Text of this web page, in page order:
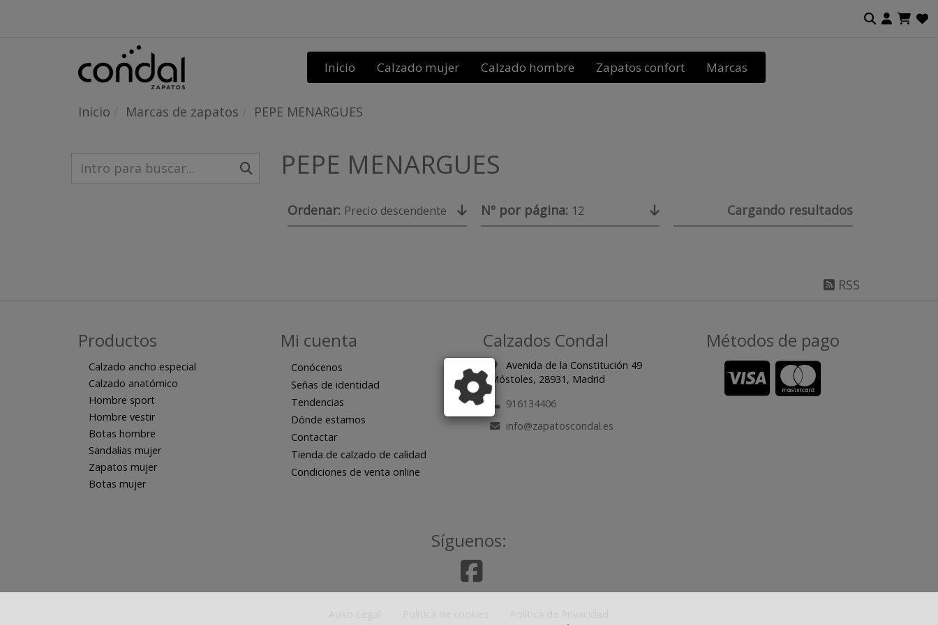
Inicio Calzado mujer Calzado hombre Zapatos confort Marcas
Inicio Marcas de zapatos PEPE MENARGUES
PEPE MENARGUES
Ordenar: Precio descendente Nº por página: 12 Cargando resultados
RSS
Productos
Calzado ancho especial
Calzado anatómico
Hombre sport
Hombre vestir
Botas hombre
Sandalias mujer
Zapatos mujer
Botas mujer
Mi cuenta
Conócenos
Señas de identidad
Tendencias
Dónde estamos
Contactar
Tienda de calzado de calidad
Condiciones de venta online
Calzados Condal
Avenida de la Constitución 49
Móstoles, 28931, Madrid
916134406
info
zapatoscondal.es
Métodos de pago
Síguenos: